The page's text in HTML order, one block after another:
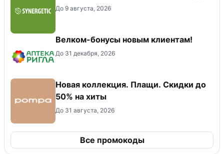
До 9 августа, 2026
Велком-бонусы новым клиентам!
До 31 декабря, 2026
Новая коллекция. Плащи. Скидки до
50% на хиты
До 31 августа, 2026
Все промокоды